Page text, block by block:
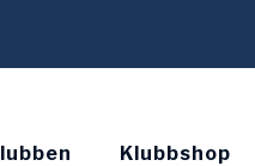
Klubbshop